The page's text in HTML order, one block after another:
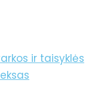
ir taisyklės